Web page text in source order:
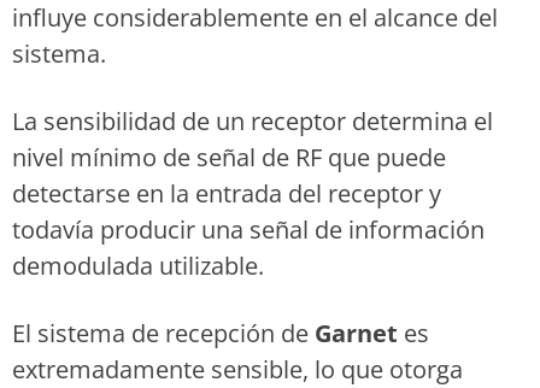
influye considerablemente en el alcance del
sistema.
La sensibilidad de un receptor determina el
nivel mínimo de señal de RF que puede
detectarse en la entrada del receptor y
todavía producir una señal de información
demodulada utilizable.
El sistema de recepción de Garnet es
extremadamente sensible, lo que otorga